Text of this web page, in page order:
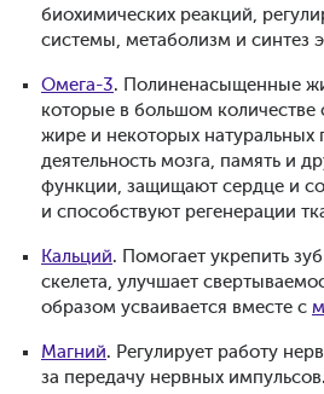
биохимических реакций,
системы, метаболизм и синтез
Омега-3. Полиненасыщенные
которые в большом количестве
жире и некоторых натуральных
деятельность мозга, память и
функции, защищают сердце и
и способствуют регенерации
Кальций. Помогает укрепить
скелета, улучшает
образом усваивается вместе с
Магний. Регулирует работу
за передачу нервных импульсов.